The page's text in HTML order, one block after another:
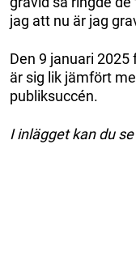
jag att nu är jag
Den 9 januari 2025
är sig lik jämfört
publiksuccén.
I inlägget kan du